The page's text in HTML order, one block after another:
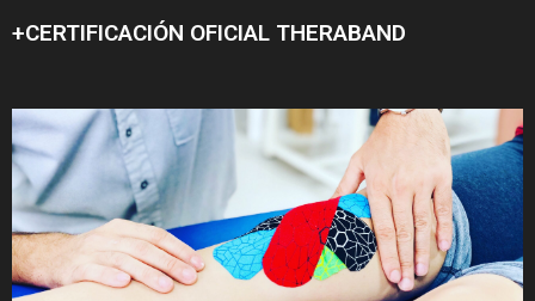
+CERTIFICACIÓN OFICIAL THERABAND